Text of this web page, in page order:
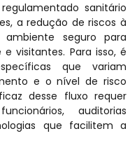
sanitário
a redução de riscos à
seguro para
visitantes. Para isso, é
que variam
e o nível de risco
desse fluxo requer
auditorias
que facilitem a